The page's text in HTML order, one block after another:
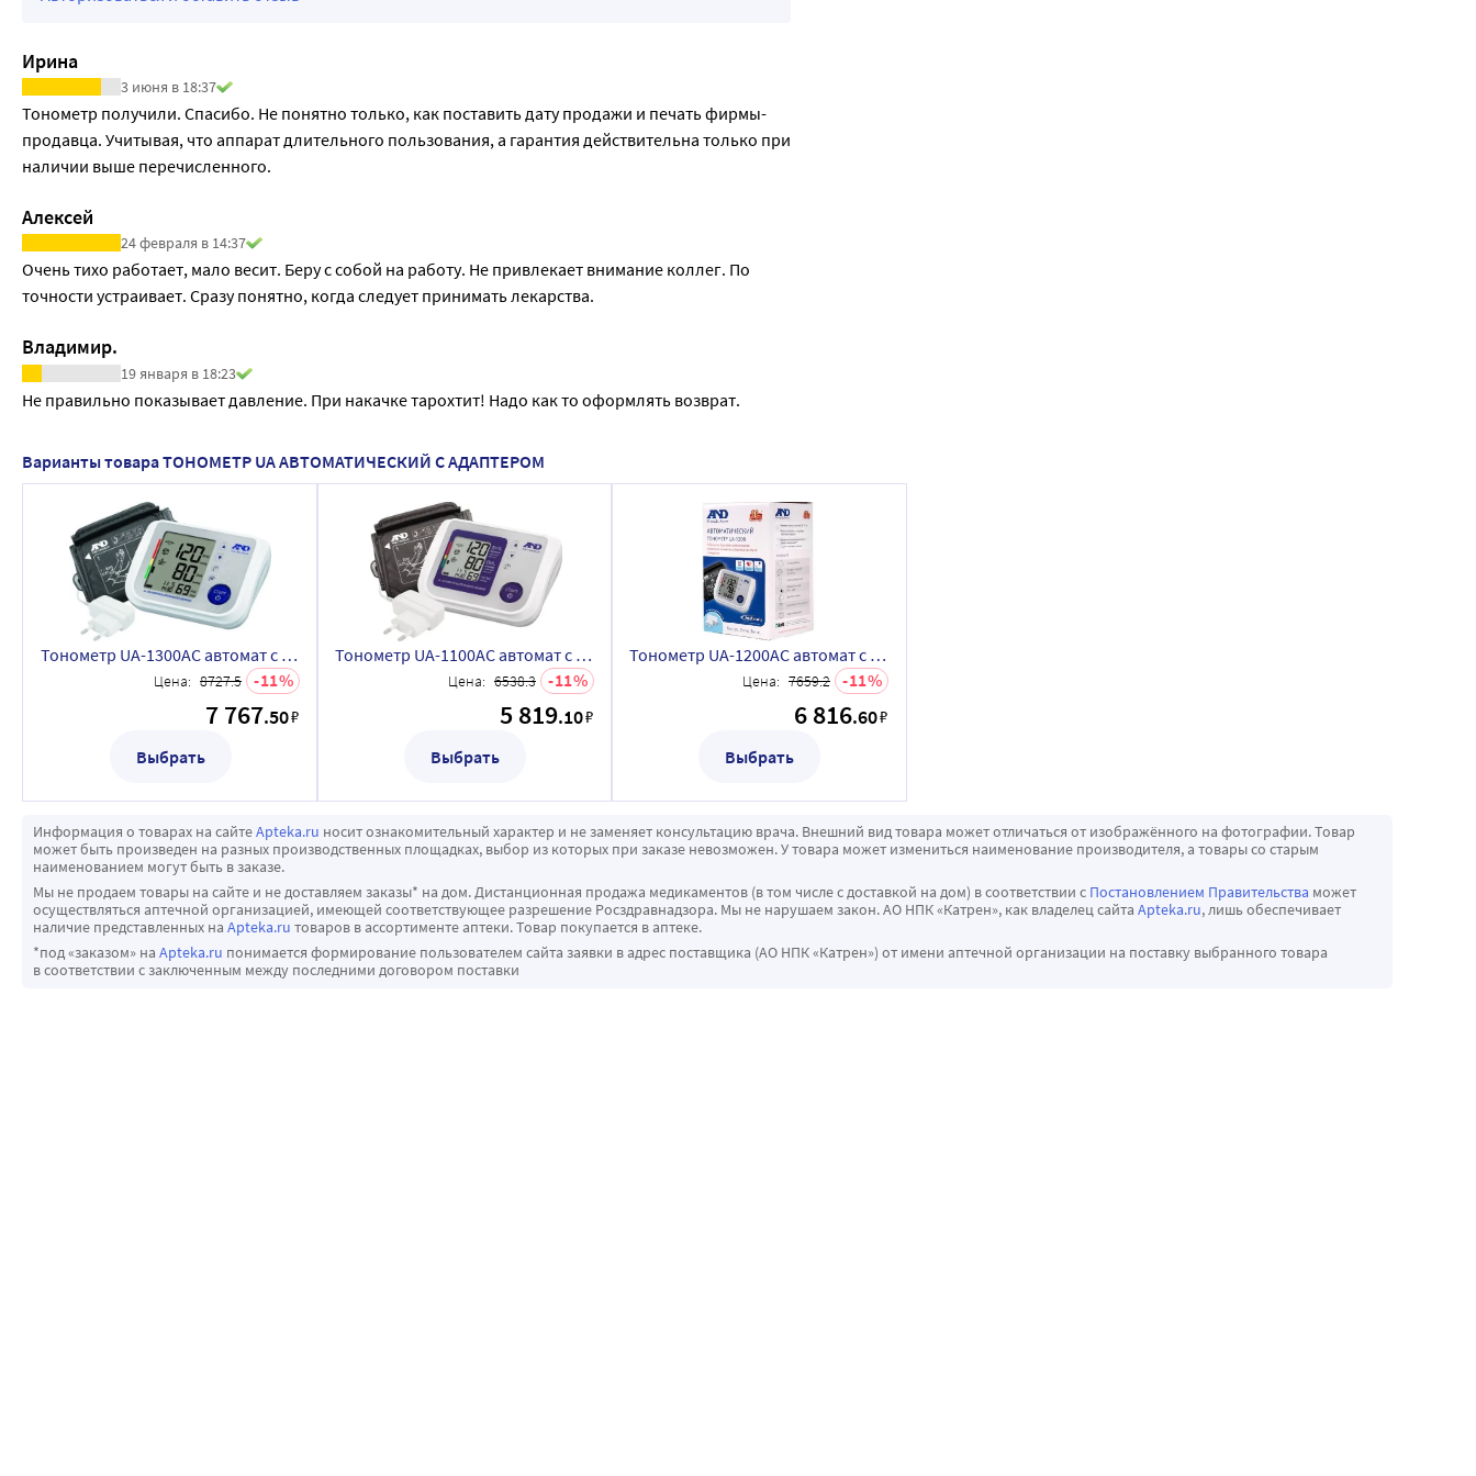
Размер адаптера, мм, ±10% 54 х 20,5 х 65
Масса адаптера, г, ±10% 44
Длина шнура адаптера, мм, ±10% 1480
Размер приборов, мм, ±10% 140 х 105 х 61
Масса без эл. питания, г, ±10% UA-1100, UA-1400: 265 UA-1200: 276 UA-1300: 290
Масса манжеты стандартной (23-37 см), г, ±10% 145
Окружность руки, см 23-37
Длина трубки соединительной, мм, не более 500
Размеры коннектора, мм, ±10% 34 х 24 х 10
Масса чехла для хранения, г, ±10% 82
Ирина
3 июня в 18:37
Тонометр получили. Спасибо. Не понятно только, как поставить дату продажи и печать фирмы-
продавца. Учитывая, что аппарат длительного пользования, а гарантия действительна только при
наличии выше перечисленного.
Алексей
24 февраля в 14:37
Очень тихо работает, мало весит. Беру с собой на работу. Не привлекает внимание коллег. По
точности устраивает. Сразу понятно, когда следует принимать лекарства.
Владимир.
19 января в 18:23
Не правильно показывает давление. При накачке тарохтит! Надо как то оформлять возврат.
Варианты товара ТОНОМЕТР UA АВТОМАТИЧЕСКИЙ С АДАПТЕРОМ
Тонометр UA-1300AC автомат с адаптером говорящий
Цена: 8727.5 11
7 767.50₽
Выбрать
Тонометр UA-1100AC автомат с адаптером
Цена: 6538.3 11
5 819.10₽
Выбрать
Тонометр UA-1200AC автомат с адаптером большой дисплей
Цена: 7659.2 11
6 816.60₽
Выбрать
Информация о товарах на сайтеApteka.ru носит ознакомительный характер и не заменяет консультацию врача. Внешний вид товара может отличаться от изображённого на фотографии. Товар
может быть произведен на разных производственных площадках, выбор из которых при заказе невозможен. У товара может измениться наименование производителя, а товары со старым
наименованием могут быть в заказе.
Мы не продаем товары на сайте и не доставляем заказы* на дом. Дистанционная продажа медикаментов (в том числе с доставкой на дом) в соответствии с Постановлением Правительства может
осуществляться аптечной организацией, имеющей соответствующее разрешение Росздравнадзора. Мы не нарушаем закон. АО НПК «Катрен», как владелец сайта Apteka.ru, лишь обеспечивает
наличие представленных на Apteka.ru товаров в ассортименте аптеки. Товар покупается в аптеке.
*под «заказом» на Apteka.ru понимается формирование пользователем сайта заявки в адрес поставщика (АО НПК «Катрен») от имени аптечной организации на поставку выбранного товара
в соответствии с заключенным между последними договором поставки